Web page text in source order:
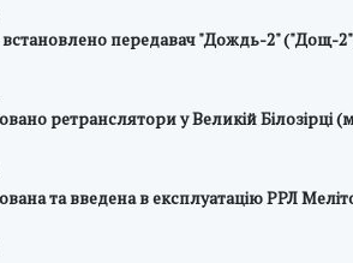
встановлено передавач "Дождь-2" ("Дощ-
ретранслятори у Великій Білозірці
та введена в експлуатацію РРЛ